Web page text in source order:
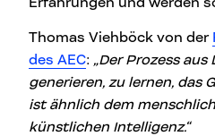
Thomas Viehböck von der
des AEC: „Der Prozess aus
generieren, zu lernen, das
ist ähnlich dem
künstlichen Intelligenz.“